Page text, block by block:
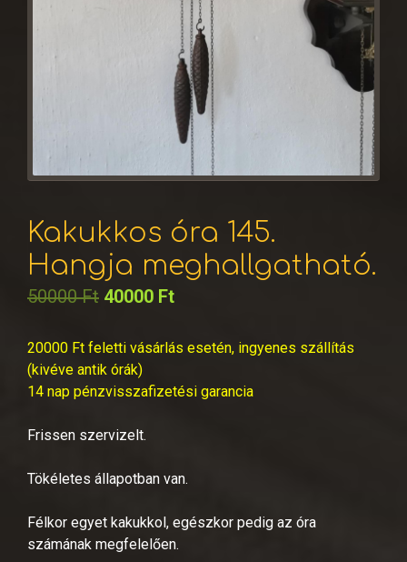
Kakukkos óra 145.
Hangja meghallgatható.
50000Ft 40000 Ft
20000 Ft feletti vásárlás esetén, ingyenes szállítás
(kivéve antik órák)
14 nap pénzvisszafizetési garancia
Frissen szervizelt.
Tökéletes állapotban van.
Félkor egyet kakukkol, egészkor pedig az óra
számának megfelelően.